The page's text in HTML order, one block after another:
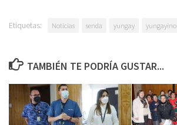
Etiquetas: Noticias senda yungay yungayino
TAMBIÉN TE PODRÍA GUSTAR...